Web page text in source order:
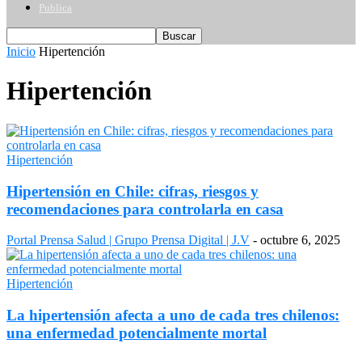
Publica
Inicio Hipertención
Hipertención
Hipertención
Hipertensión en Chile: cifras, riesgos y
recomendaciones para controlarla en casa
Portal Prensa Salud | Grupo Prensa Digital | J.V - octubre 6, 2025
Hipertención
La hipertensión afecta a uno de cada tres chilenos:
una enfermedad potencialmente mortal